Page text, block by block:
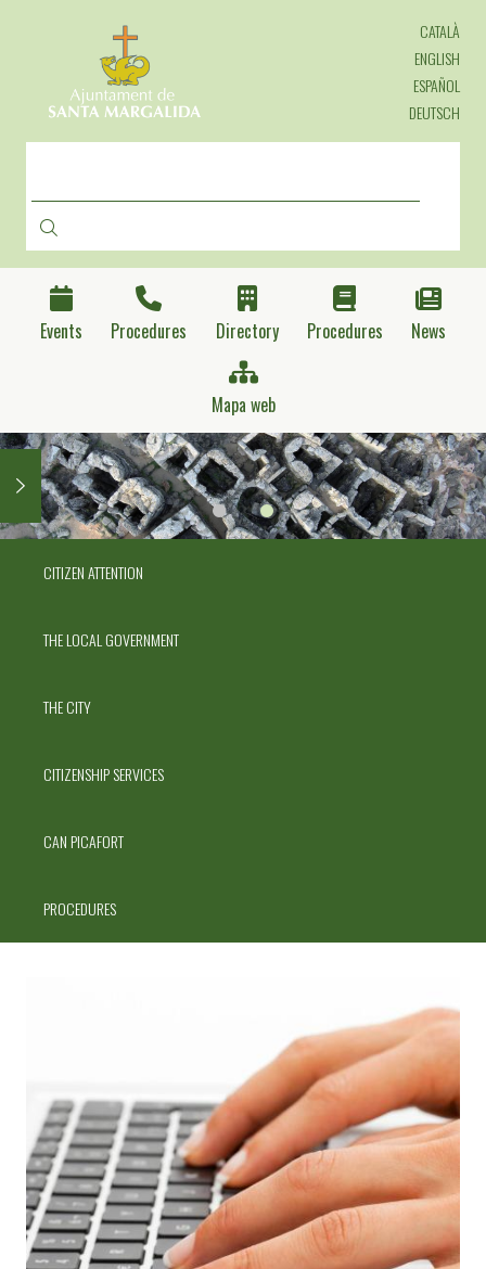
CATALÀ
ENGLISH
ESPAÑOL
DEUTSCH
Events Procedures Directory Procedures News
Mapa web
CITIZEN ATTENTION
THE LOCAL GOVERNMENT
THE CITY
CITIZENSHIP SERVICES
CAN PICAFORT
PROCEDURES